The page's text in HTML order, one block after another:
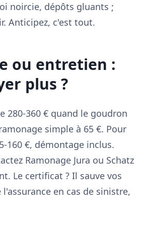
noircie, dépôts gluants ;
Anticipez, c'est tout.
ou entretien :
plus ?
280-360 € quand le goudron
simple à 65 €. Pour
160 €, démontage inclus.
Ramonage Jura ou Schatz
Le certificat ? Il sauve vos
en cas de sinistre,